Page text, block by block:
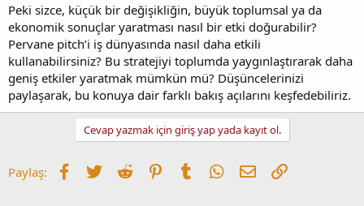
Peki sizce, küçük bir değişikliğin, büyük toplumsal ya da
ekonomik sonuçlar yaratması nasıl bir etki doğurabilir?
Pervane pitch’i iş dünyasında nasıl daha etkili
kullanabilirsiniz? Bu stratejiyi toplumda yaygınlaştırarak daha
geniş etkiler yaratmak mümkün mü? Düşüncelerinizi
paylaşarak, bu konuya dair farklı bakış açılarını keşfedebiliriz.
Cevap yazmak için giriş yap yada kayıt ol.
Paylaş: Facebook
TwitterReddit PinterestTumblrWhatsApp
E-postaLink